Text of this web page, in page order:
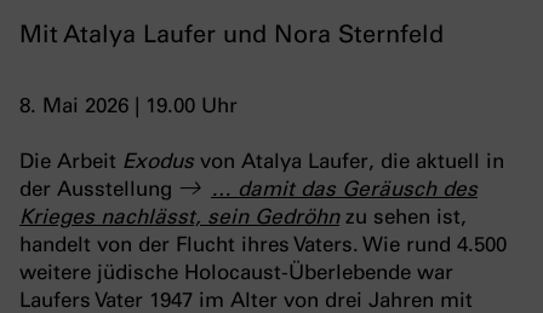
Mit Atalya Laufer und Nora Sternfeld
8. Mai 2026 | 19.00 Uhr
Die Arbeit Exodus von Atalya Laufer, die aktuell in
der Ausstellung
… damit das Geräusch des
Krieges nachlässt, sein Gedröhnzu sehen ist,
handelt von der Flucht ihres Vaters. Wie rund 4.500
weitere jüdische Holocaust-Überlebende war
Laufers Vater 1947 im Alter von drei Jahren mit